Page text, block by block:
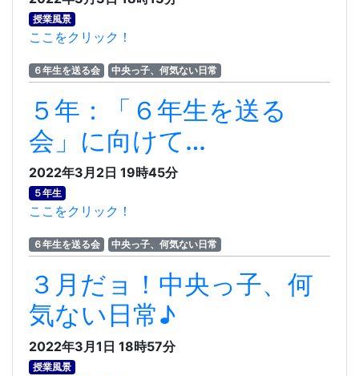
授業風景
ここをクリック！
６年生を送る会 中央っ子、何気ない日常
５年：「６年生を送る
会」に向けて…
2022年3月2日 19時45分
５年生
ここをクリック！
６年生を送る会 中央っ子、何気ない日常
３月だョ！中央っ子、何
気ない日常♪
2022年3月1日 18時57分
授業風景